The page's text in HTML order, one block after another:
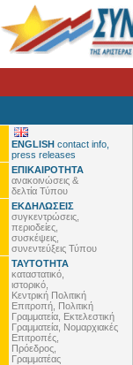
ENGLISH contact info,
press releases
ΕΠΙΚΑΙΡΟΤΗΤΑ
ανακοινώσεις &
δελτία Τύπου
ΕΚΔΗΛΩΣΕΙΣ
συγκεντρώσεις,
περιοδείες,
συσκέψεις,
συνεντεύξεις Τύπου
ΤΑΥΤΟΤΗΤΑ
καταστατικό,
ιστορικό,
Κεντρική Πολιτική
Επιτροπή, Πολιτική
Γραμματεία, Εκτελεστική
Γραμματεία, Νομαρχιακές
Επιτροπές,
Πρόεδρος,
Γραμματέας